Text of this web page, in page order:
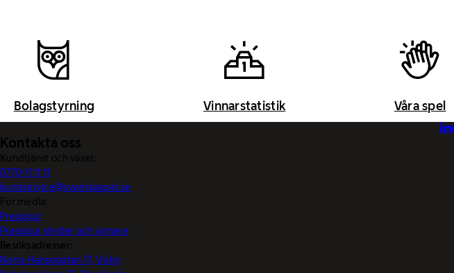
Bolagstyrning Vinnarstatistik Våra spel
Kontakta oss
Kundtjänst och växel:
0770-11 11 11
kundservice@svenskaspel.se
För media:
Pressjour
Pressjour vinster och vinnare
Besöksadresser:
Norra Hansegatan 17, Visby